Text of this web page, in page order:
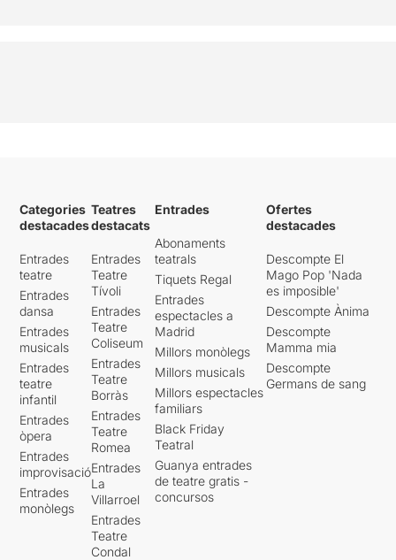
Categories
destacades
Entrades
teatre
Entrades
dansa
Entrades
musicals
Entrades
teatre
infantil
Entrades
òpera
Entrades
improvisació
Entrades
monòlegs
Teatres
destacats
Entrades
Teatre
Tívoli
Entrades
Teatre
Coliseum
Entrades
Teatre
Borràs
Entrades
Teatre
Romea
Entrades
La
Villarroel
Entrades
Teatre
Condal
Entrades
Abonaments
teatrals
Tiquets Regal
Entrades
espectacles a
Madrid
Millors monòlegs
Millors musicals
Millors espectacles
familiars
Black Friday
Teatral
Guanya entrades
de teatre gratis -
concursos
Ofertes
destacades
Descompte El
Mago Pop 'Nada
es imposible'
Descompte Ànima
Descompte
Mamma mia
Descompte
Germans de sang